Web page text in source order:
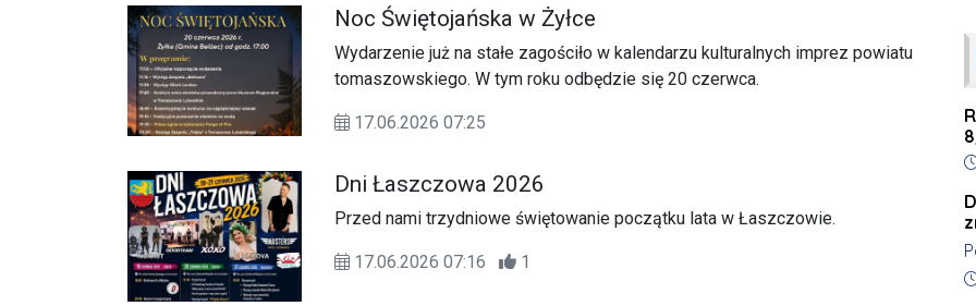
Noc Świętojańska w Żyłce
Wydarzenie już na stałe zagościło w kalendarzu kulturalnych imprez powiatu
tomaszowskiego. W tym roku odbędzie się 20 czerwca.
17.06.2026 07:25
Dni Łaszczowa 2026
Przed nami trzydniowe świętowanie początku lata w Łaszczowie.
17.06.2026 07:16 1